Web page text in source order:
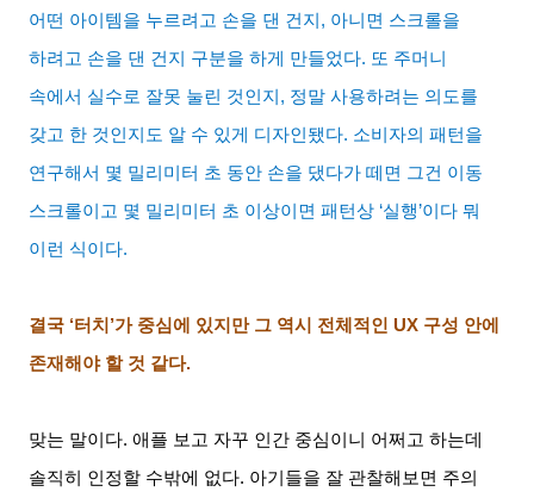
어떤 아이템을 누르려고 손을 댄 건지 , 아니면 스크롤을
하려고 손을 댄 건지 구분을 하게 만들었다. 또 주머니
속에서 실수로 잘못 눌린 것인지 , 정말 사용하려는 의도를
갖고 한 것인지도 알 수 있게 디자인됐다. 소비자의 패턴을
연구해서 몇 밀리미터 초 동안 손을 댔다가 떼면 그건 이동
스크롤이고 몇 밀리미터 초 이상이면 패턴상 ‘실행’이다 뭐
이런 식이다.
결국 ‘터치 ’가 중심에 있지만 그 역시 전체적인 UX 구성 안에
존재해야 할 것 같다.
맞는 말이다.애플 보고 자꾸 인간 중심이니 어쩌고 하는데
솔직히 인정할 수밖에 없다. 아기들을 잘 관찰해보면 주의